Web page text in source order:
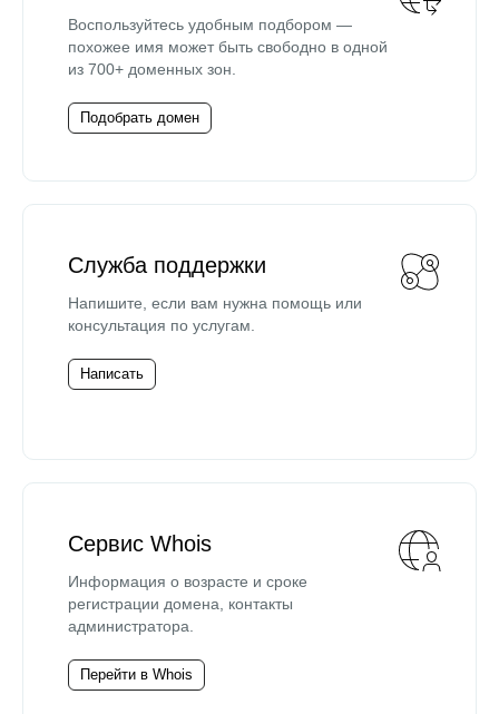
Воспользуйтесь удобным подбором —
похожее имя может быть свободно в одной
из 700+ доменных зон.
Подобрать домен
Служба поддержки
Напишите, если вам нужна помощь или
консультация по услугам.
Написать
Сервис Whois
Информация о возрасте и сроке
регистрации домена, контакты
администратора.
Перейти в Whois